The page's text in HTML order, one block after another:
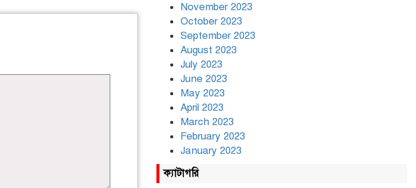
November 2023
October 2023
September 2023
August 2023
July 2023
June 2023
May 2023
April 2023
March 2023
February 2023
January 2023
ক্যাটাগরি